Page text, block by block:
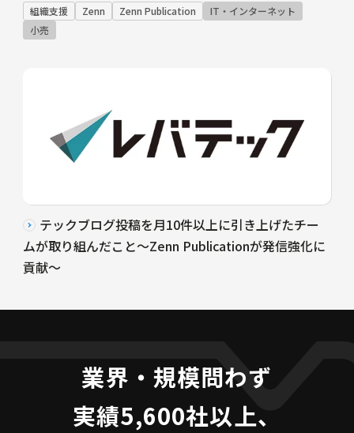
組織支援 Zenn Zenn Publication
IT・インターネット
小売
テックブログ投稿を月10件以上に引き上げたチー
ムが取り組んだこと〜Zenn Publicationが発信強化に
貢献〜
業界・規模問わず
実績5,600社以上、